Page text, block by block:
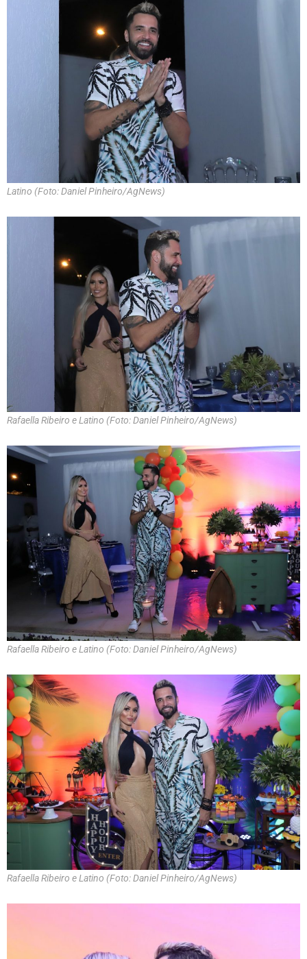
Latino (Foto: Daniel Pinheiro/AgNews)
Rafaella Ribeiro e Latino (Foto: Daniel Pinheiro/AgNews)
Rafaella Ribeiro e Latino (Foto: Daniel Pinheiro/AgNews)
Rafaella Ribeiro e Latino (Foto: Daniel Pinheiro/AgNews)